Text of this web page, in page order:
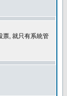
票, 就只有系統管